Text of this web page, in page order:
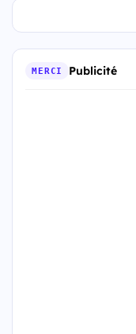
MERCI Publicité